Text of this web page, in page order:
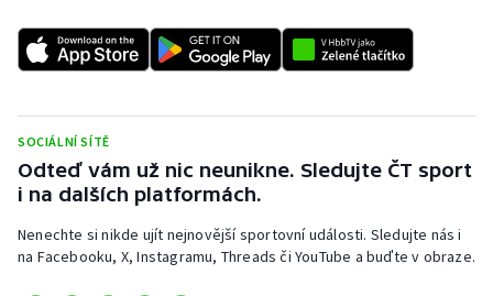
Sportovní střelba
Stolní tenis
Triatlon
Veslování
SOCIÁLNÍ SÍTĚ
Odteď vám už nic neunikne. Sledujte ČT sport
i na dalších platformách.
Nenechte si nikde ujít nejnovější sportovní události. Sledujte nás i
na Facebooku, X, Instagramu, Threads či YouTube a buďte v obraze.